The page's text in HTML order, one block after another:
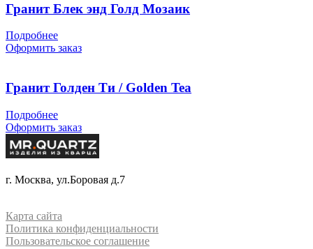
Гранит Блек энд Голд Мозаик
Подробнее
Оформить заказ
Гранит Голден Ти / Golden Tea
Подробнее
Оформить заказ
г. Москва, ул.Боровая д.7
Карта сайта
Политика конфиденциальности
Пользовательское соглашение